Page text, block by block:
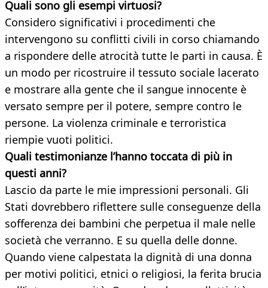
Quali sono gli esempi virtuosi?
Considero significativi i procedimenti che
intervengono su conflitti civili in corso chiamando
a rispondere delle atrocità tutte le parti in causa. È
un modo per ricostruire il tessuto sociale lacerato
e mostrare alla gente che il sangue innocente è
versato sempre per il potere, sempre contro le
persone. La violenza criminale e terroristica
riempie vuoti politici.
Quali testimonianze l’hanno toccata di più in
questi anni?
Lascio da parte le mie impressioni personali. Gli
Stati dovrebbero riflettere sulle conseguenze della
sofferenza dei bambini che perpetua il male nelle
società che verranno. E su quella delle donne.
Quando viene calpestata la dignità di una donna
per motivi politici, etnici o religiosi, la ferita brucia